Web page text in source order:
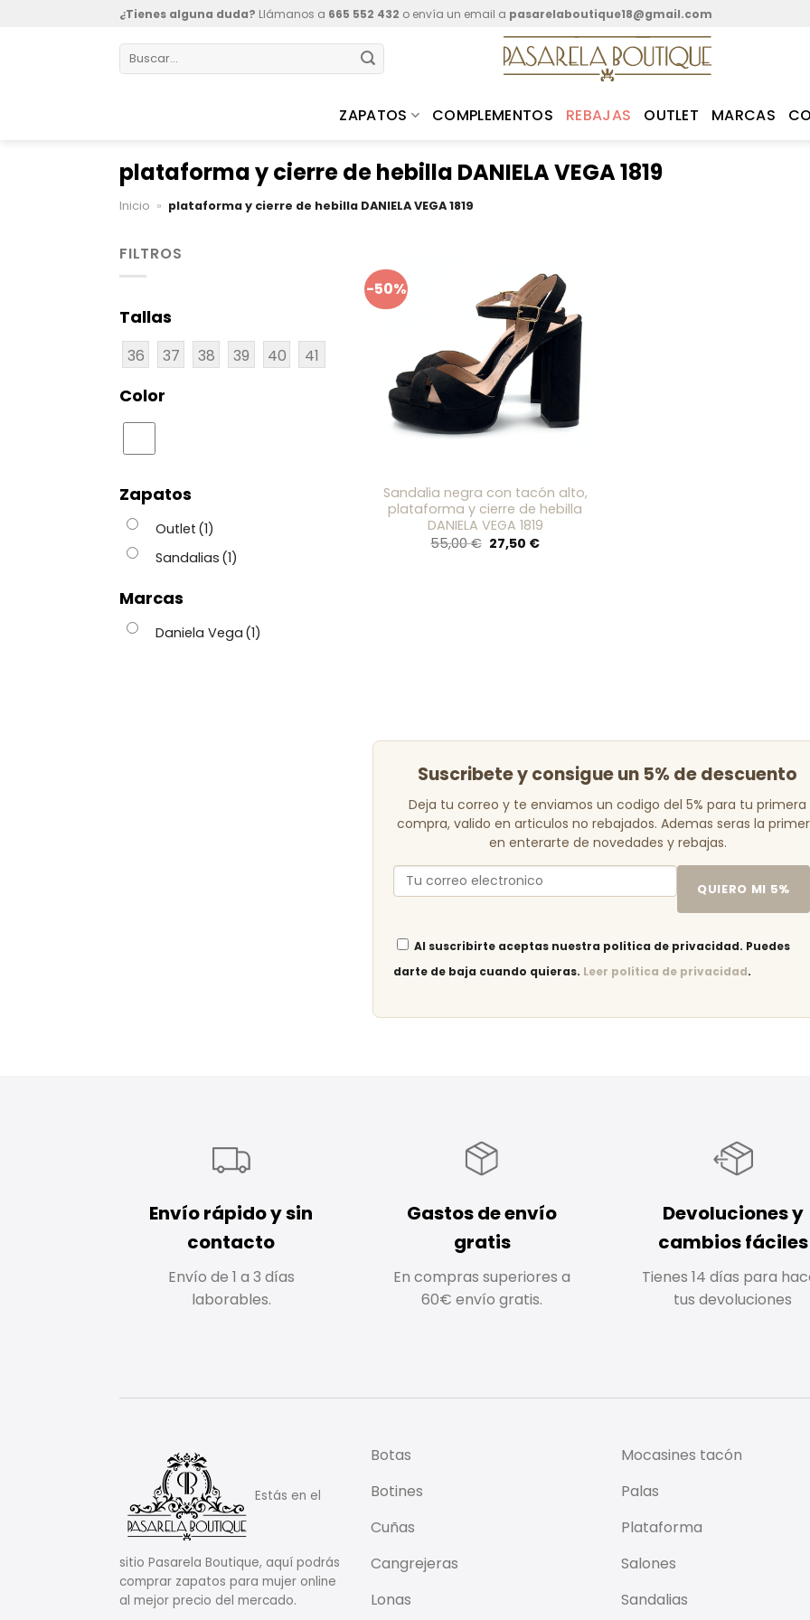
¿Tienes alguna duda? Llámanos a 665 552 432 o envía un email a pasarelaboutique18@gmail.com
Buscar
por:
ZAPATOS COMPLEMENTOS REBAJAS OUTLET MARCAS
plataforma y cierre de hebilla DANIELA VEGA 1819
Inicio » plataforma y cierre de hebilla DANIELA VEGA 1819
FILTROS
Tallas
36 37 38 39 40 41
Color
Zapatos
Outlet (1)
Sandalias (1)
Marcas
Daniela Vega (1)
-50%
Añadir
a mis
favoritos
Sandalia negra con tacón alto,
plataforma y cierre de hebilla
DANIELA VEGA 1819
55,00€ El
precio
27,50 €El
Suscribete y consigue un 5% de descuento
Deja tu correo y te enviamos un codigo del 5% para tu primera
compra, valido en articulos no rebajados. Ademas seras la
en enterarte de novedades y rebajas.
QUIERO MI 5%
Al suscribirte aceptas nuestra politica de privacidad. Puedes
darte de baja cuando quieras. Leer politica de privacidad.
Envío rápido y sin
contacto
Envío de 1 a 3 días
laborables.
Gastos de envío
gratis
En compras superiores a
60€ envío gratis.
Devoluciones y
cambios fáciles
Tienes 14 días para
tus devoluciones
Estás en el
sitio Pasarela Boutique, aquí podrás
comprar zapatos para mujer online
al mejor precio del mercado.
Botas
Botines
Cuñas
Cangrejeras
Lonas
Mocasines tacón
Palas
Plataforma
Salones
Sandalias